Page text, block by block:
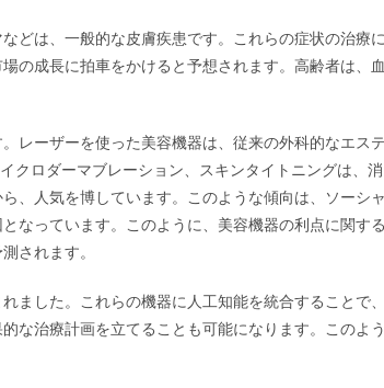
どは、一般的な皮膚疾患です。これらの症状の治療に
の成長に拍車をかけると予想されます。高齢者は、血
レーザーを使った美容機器は、従来の外科的なエステ
クロダーマブレーション、スキンタイトニングは、消
、人気を博しています。このような傾向は、ソーシャ
なっています。このように、美容機器の利点に関する
されます。
ました。これらの機器に人工知能を統合することで、
な治療計画を立てることも可能になります。このよう